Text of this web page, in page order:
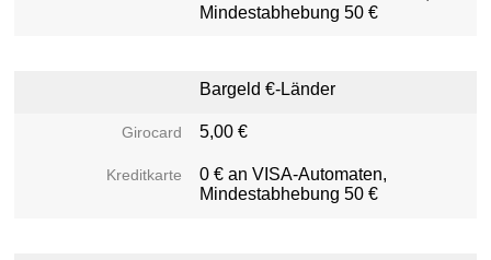
Mindestabhebung 50 €
Bargeld €-Länder
5,00 €
0 € an VISA-Automaten,
Mindestabhebung 50 €